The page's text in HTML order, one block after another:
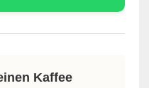
Kaffee